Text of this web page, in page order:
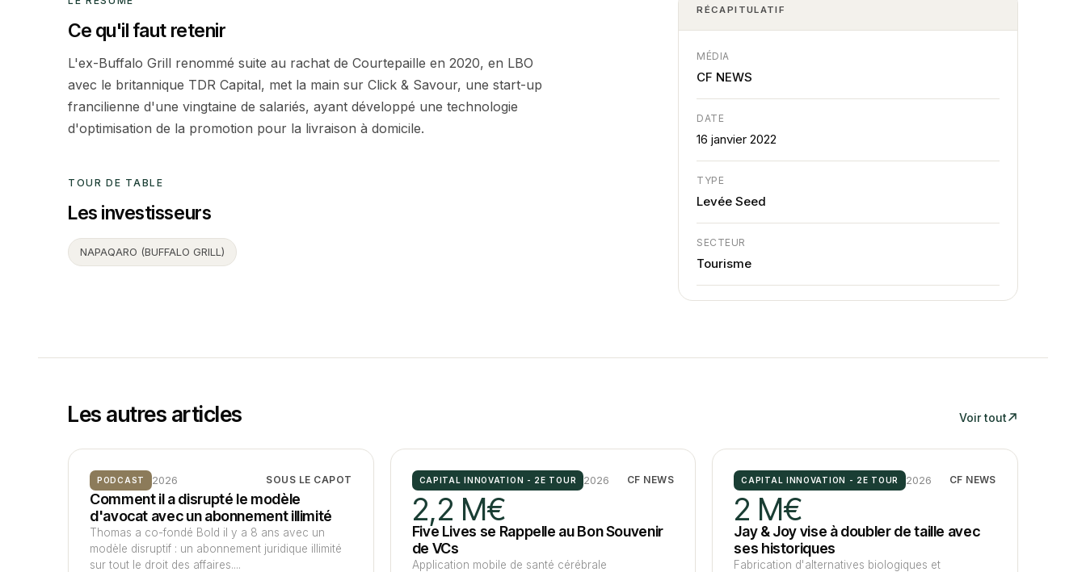
Ce qu'il faut retenir
L'ex-Buffalo Grill renommé suite au rachat de Courtepaille en 2020, en LBO
avec le britannique TDR Capital, met la main sur Click & Savour, une start-up
francilienne d'une vingtaine de salariés, ayant développé une technologie
d'optimisation de la promotion pour la livraison à domicile.
TOUR DE TABLE
Les investisseurs
NAPAQARO (BUFFALO GRILL)
RÉCAPITULATIF
MÉDIA
CF NEWS
DATE
16 janvier 2022
TYPE
Levée Seed
SECTEUR
Tourisme
Les autres articles Voir tout
PODCAST 2026 SOUS LE CAPOT
Comment il a disrupté le modèle
d'avocat avec un abonnement illimité
Thomas a co-fondé Bold il y a 8 ans avec un
modèle disruptif : un abonnement juridique illimité
sur tout le droit des affaires....
CAPITAL INNOVATION - 2E TOUR 2026 CF NEWS
2,2 M€
Five Lives se Rappelle au Bon Souvenir
de VCs
Application mobile de santé cérébrale
CAPITAL INNOVATION - 2E TOUR 2026 CF NEWS
2 M€
Jay & Joy vise à doubler de taille avec
ses historiques
Fabrication d'alternatives biologiques et